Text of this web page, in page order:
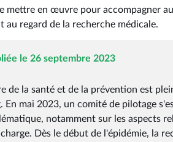
mettre en œuvre pour accompagner
au regard de la recherche médicale.
le 26 septembre 2023
de la santé et de la prévention est
En mai 2023, un comité de pilotage
notamment sur les aspects
charge. Dès le début de l'épidémie, la